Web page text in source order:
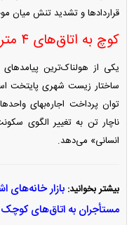
قرارداد‌ها و تشدید تنش میان
کوچ به اتاق‌های ۴ متری برای بقا
یکی از هولناک‌ترین پیامد‌های
ساختار زیست شهری پایتخت
توان پرداخت اجاره‌بهای
ناچار تن به تغییر الگوی
انسانی» می‌دهد.
بیشتر بخوانید: بازار
مستأجران به اتاق‌های کوچک